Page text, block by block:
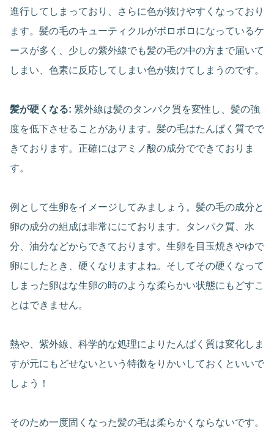
進行してしまっており、さらに色が抜けやすくなっており
ます。髪の毛のキューティクルがボロボロになっているケ
ースが多く、少しの紫外線でも髪の毛の中の方まで届いて
しまい、色素に反応してしまい色が抜けてしまうのです。
髪が硬くなる: 紫外線は髪のタンパク質を変性し、髪の強
度を低下させることがあります。髪の毛はたんぱく質でで
きております。正確にはアミノ酸の成分でできておりま
す。
例として生卵をイメージしてみましょう。髪の毛の成分と
卵の成分の組成は非常ににております。タンパク質、水
分、油分などからできております。生卵を目玉焼きやゆで
卵にしたとき、硬くなりますよね。そしてその硬くなって
しまった卵はな生卵の時のような柔らかい状態にもどすこ
とはできません。
熱や、紫外線、科学的な処理によりたんぱく質は変化しま
すが元にもどせないという特徴をりかいしておくといいで
しょう！
そのため一度固くなった髪の毛は柔らかくならないです。